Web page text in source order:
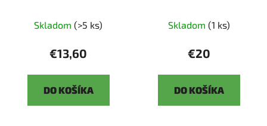
Skladom (>5 ks)
€13,60
DO KOŠÍKA
Skladom (1 ks)
€20
DO KOŠÍKA